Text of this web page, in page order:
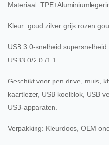
Materiaal:
Kleur: goud zilver grijs rozen
USB 3.0-snelheid
USB3.0/2.0 /1.1
Geschikt voor pen drive, muis,
kaartlezer, USB koelblok, USB
USB-apparaten.
Verpakking: Kleurdoos, OEM